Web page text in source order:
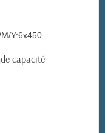
Y:6x450
capacité